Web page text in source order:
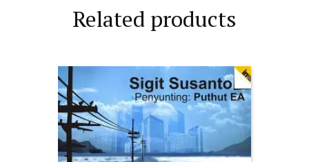
Related products